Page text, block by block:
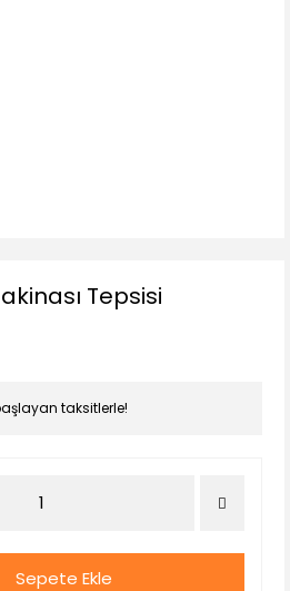
Tepsisi
taksitlerle!
Sepete Ekle